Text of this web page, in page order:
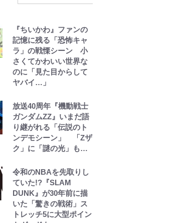
ュテル可愛すぎ｣
｢モデルやってる｣｢かっ
けぇ｣三笘薫がブライト
ン新ユニのモデルで完
全復活！“King”の帰還
に｢チームから大歓迎さ
れてる｣｢元気な姿見れ
W杯クオーター制への
大反発か、FIFA会長を
追い詰めた｢欧州のボイ
コット｣と再選の行方
度のオウンゴール、来
年3月の会長選】(3)
『ちいかわ』ファンの
記憶に残る「恐怖キャ
ラ」の戦慄シーン 小
さくてかわいい世界な
のに「見た目からして
ヤバイ…」
放送40周年『機動戦士
ガンダムZZ』いまだ語
り継がれる「伝説のト
ンデモシーン」 「Zザ
ク」に「謎の光」も…
令和のNBAを先取りし
ていた!?『SLAM
DUNK』が30年前に描
いた「驚きの戦術」ス
トレッチ5に大型ポイン